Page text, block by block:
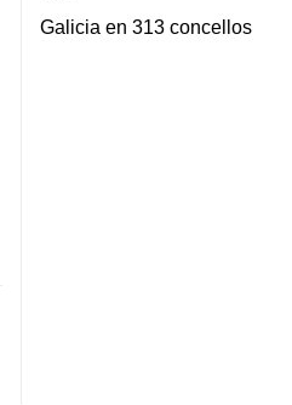
Galicia en 313 concellos